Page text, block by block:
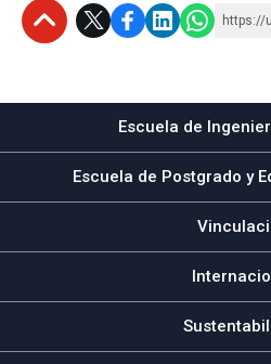
https://
Escuela de
Escuela de Postgrado y